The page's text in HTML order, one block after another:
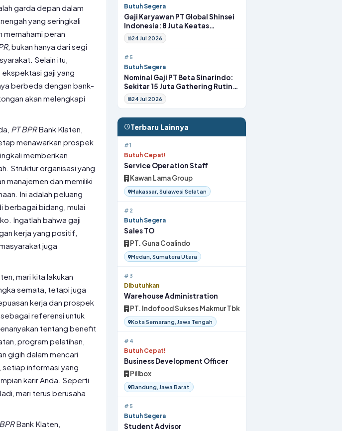
garda depan dalam
yang seringkali
memahami peran
, bukan hanya dari segi
Selain itu,
ekspektasi gaji yang
berbeda dengan bank-
akan melengkapi
PT BPRBank Klaten,
menawarkan prospek
memberikan
Struktur organisasi yang
manajemen dan memiliki
Ini adalah peluang
berbagai bidang, mulai
Ingatlah bahwa gaji
kerja yang positif,
juga
mari kita lakukan
semata, tetapi juga
kerja dan prospek
referensi untuk
tentang benefit
program pelatihan,
gigih dalam mencari
setiap informasi yang
karir Anda. Seperti
mari terus berusaha
BPRBank Klaten,
Butuh Segera
Gaji Karyawan PT Global Shinsei
Indonesia: 8 Juta Keatas
Tunjangan Komplit Uang
Transport
24 Jul 2026
#5
Butuh Segera
Nominal Gaji PT Beta Sinarindo:
Sekitar 15 Juta Gathering Rutin
Insentif Rutin
24 Jul 2026
Terbaru Lainnya
#1
Butuh Cepat!
Service Operation Staff
Kawan Lama Group
Makassar, Sulawesi Selatan
#2
Butuh Segera
Sales TO
PT. Guna Coalindo
Medan, Sumatera Utara
#3
Dibutuhkan
Warehouse Administration
PT. Indofood Sukses Makmur Tbk
Kota Semarang, Jawa Tengah
#4
Butuh Cepat!
Business Development Officer
Pillbox
Bandung, Jawa Barat
#5
Butuh Segera
Student Advisor